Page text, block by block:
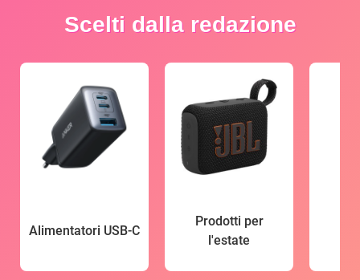
Scelti dalla redazione
Alimentatori USB-C
Prodotti per
l'estate